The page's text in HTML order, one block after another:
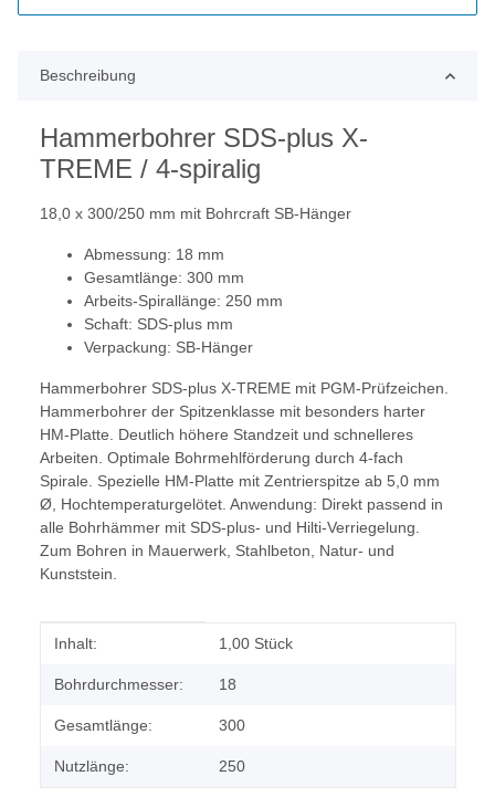
Beschreibung
Hammerbohrer SDS-plus X-
TREME / 4-spiralig
18,0 x 300/250 mm mit Bohrcraft SB-Hänger
Abmessung: 18 mm
Gesamtlänge: 300 mm
Arbeits-Spirallänge: 250 mm
Schaft: SDS-plus mm
Verpackung: SB-Hänger
Hammerbohrer SDS-plus X-TREME mit PGM-Prüfzeichen.
Hammerbohrer der Spitzenklasse mit besonders harter
HM-Platte. Deutlich höhere Standzeit und schnelleres
Arbeiten. Optimale Bohrmehlförderung durch 4-fach
Spirale. Spezielle HM-Platte mit Zentrierspitze ab 5,0 mm
Ø, Hochtemperaturgelötet. Anwendung: Direkt passend in
alle Bohrhämmer mit SDS-plus- und Hilti-Verriegelung.
Zum Bohren in Mauerwerk, Stahlbeton, Natur- und
Kunststein.
Produkteigenschaft
Wert
Inhalt: 1,00 Stück
Bohrdurchmesser: 18
Gesamtlänge: 300
Nutzlänge: 250